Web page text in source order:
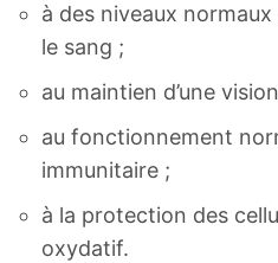
à des niveaux
le sang ;
au maintien d’une
au fonctionnement
immunitaire ;
à la protection des
oxydatif.